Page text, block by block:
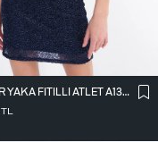
HALTER YAKA FITILLI ATLET A13294-L7
TL